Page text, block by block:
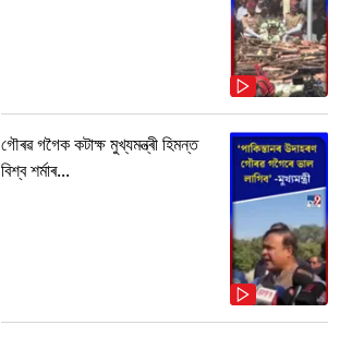
গৌৰৱ গগৈক কটাক্ষ মুখ্যমন্ত্ৰী হিমন্ত
বিশ্ব শৰ্মাৰ...